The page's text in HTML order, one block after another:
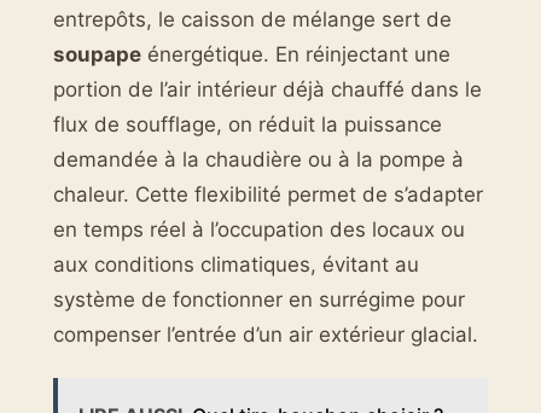
entrepôts, le caisson de mélange sert de
soupape énergétique. En réinjectant une
portion de l’air intérieur déjà chauffé dans le
flux de soufflage, on réduit la puissance
demandée à la chaudière ou à la pompe à
chaleur. Cette flexibilité permet de s’adapter
en temps réel à l’occupation des locaux ou
aux conditions climatiques, évitant au
système de fonctionner en surrégime pour
compenser l’entrée d’un air extérieur glacial.